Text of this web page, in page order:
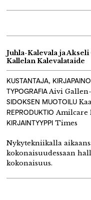
Juhla-Kalevala ja Akseli
Kallelan Kalevalataide
KUSTANTAJA,
TYPOGRAFIAAivi
SIDOKSEN MUOTOILU
REPRODUKTIO Amilcare
KIRJAINTYYPPI Times
Nykytekniikalla
kokonaisuudessaan
kokonaisuus.